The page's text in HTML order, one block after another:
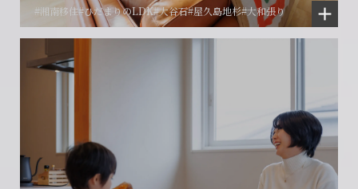
#湘南移住#ひだまりのLDK#大谷石#屋久島地杉#大和張り